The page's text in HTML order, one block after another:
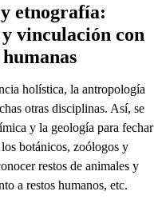
etnografía:
vinculación con
holística, la antropología
otras disciplinas. Así, se
y la geología para fechar
botánicos, zoólogos y
restos de animales y
a restos humanos, etc.